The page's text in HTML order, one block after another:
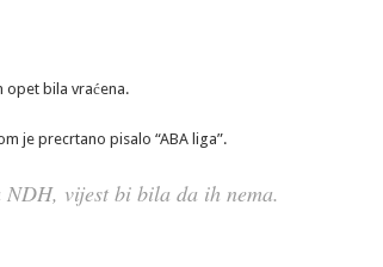
opet bila vraćena.
je precrtano pisalo “ABA liga”.
vijest bi bila da ih nema.